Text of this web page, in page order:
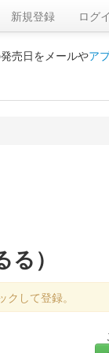
新規登録 ログ
売日をメールやア
）
して登録。